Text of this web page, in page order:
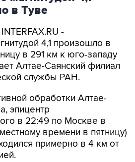
в Туве
-
4,1 произошло в
в 291 км к юго-западу
Алтае-Саянский филиал
службы РАН.
обработки Алтае-
эпицентр
в 22:49 по Москве в
времени в пятницу)
примерно в 4 км от